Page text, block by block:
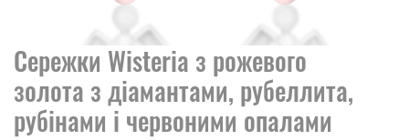
Сережки Wisteria з рожевого
золота з діамантами, рубеллита,
рубінами і червоними опалами